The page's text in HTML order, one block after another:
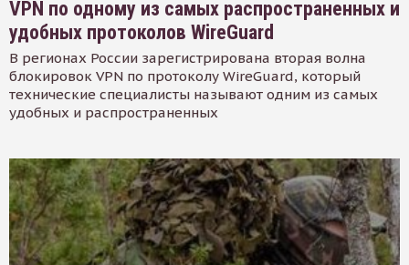
VPN по одному из самых распространенных и
удобных протоколов WireGuard
В регионах России зарегистрирована вторая волна
блокировок VPN по протоколу WireGuard, который
технические специалисты называют одним из самых
удобных и распространенных